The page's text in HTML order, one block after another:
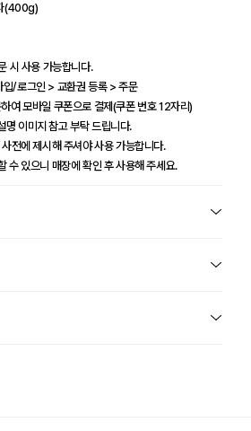
(400g)
시 사용 가능합니다.
/로그인 > 교환권 등록 > 주문
여 모바일 쿠폰으로 결제(쿠폰 번호 12자리)
명 이미지 참고 부탁 드립니다.
전에 제시해 주셔야 사용 가능합니다.
수 있으니 매장에 확인 후 사용해 주세요.